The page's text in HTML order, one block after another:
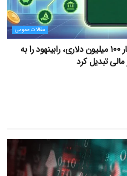
مقالات عمومی
درخشش ۱۳ خط کسب‌وکار ۱۰۰ میلیون دلاری، رابینهود را به
تبدیل کرد